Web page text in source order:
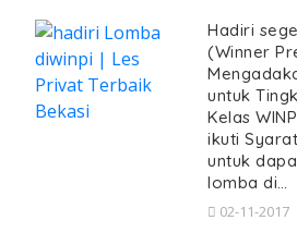
Hadiri
(Winner
untuk
Kelas
ikuti
untuk
lomba di…
02-11-2017